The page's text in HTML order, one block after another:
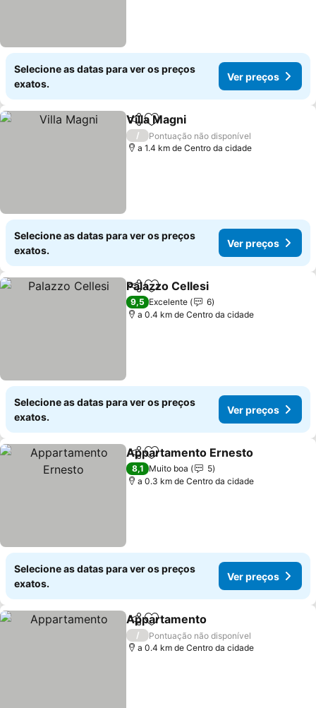
Selecione as datas para ver os preços
exatos.
Ver preços
PartilharAdicionar aos favoritos
Villa Magni
/
Pontuação não disponível
a 1.4 km de Centro da cidade
Selecione as datas para ver os preços
exatos.
Ver preços
PartilharAdicionar aos favoritos
Palazzo Cellesi
9,5 Excelente
6
a 0.4 km de Centro da cidade
Selecione as datas para ver os preços
exatos.
Ver preços
PartilharAdicionar aos favoritos
Appartamento Ernesto
8,1 Muito boa
5
a 0.3 km de Centro da cidade
Selecione as datas para ver os preços
exatos.
Ver preços
PartilharAdicionar aos favoritos
Appartamento
/
Pontuação não disponível
a 0.4 km de Centro da cidade